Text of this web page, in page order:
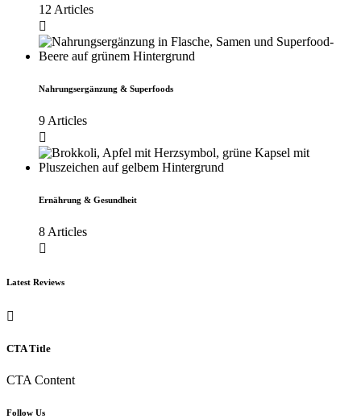
12 Articles
Nahrungsergänzung & Superfoods
9 Articles
Ernährung & Gesundheit
8 Articles
Latest Reviews
CTA Title
CTA Content
Follow Us